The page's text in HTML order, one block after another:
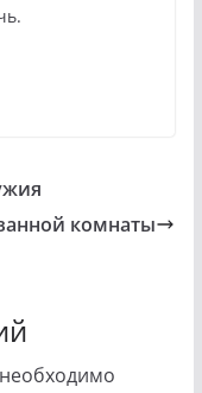
комнаты